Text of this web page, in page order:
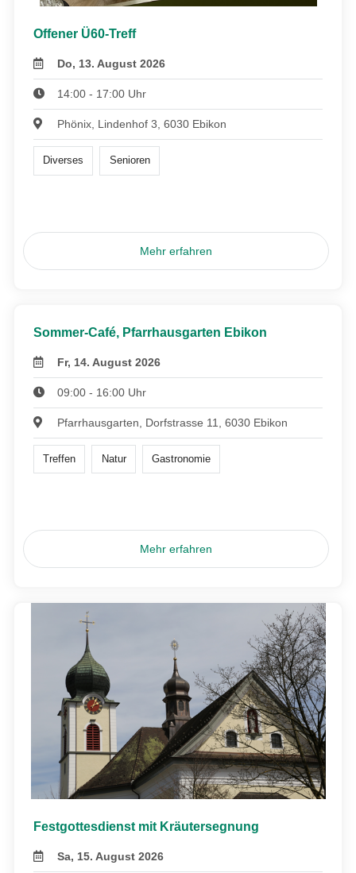
Offener Ü60-Treff
Do, 13. August 2026
14:00 - 17:00 Uhr
Phönix, Lindenhof 3, 6030 Ebikon
Diverses Senioren
Mehr erfahren
Sommer-Café, Pfarrhausgarten Ebikon
Fr, 14. August 2026
09:00 - 16:00 Uhr
Pfarrhausgarten, Dorfstrasse 11, 6030 Ebikon
Treffen Natur Gastronomie
Mehr erfahren
Festgottesdienst mit Kräutersegnung
Sa, 15. August 2026